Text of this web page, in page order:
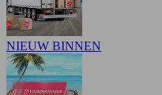
NIEUW BINNEN